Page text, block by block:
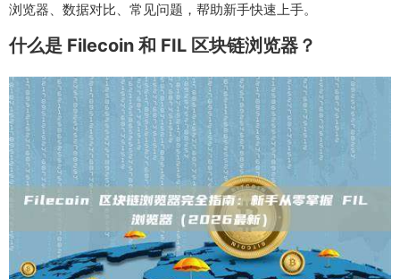
浏览器、数据对比、常见问题，帮助新手快速上手。
什么是 Filecoin 和 FIL 区块链浏览器？